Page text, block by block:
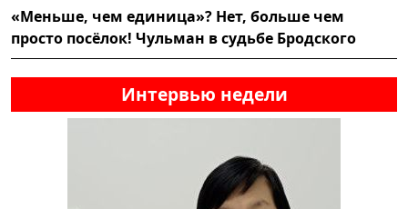
«Меньше, чем единица»? Нет, больше чем
просто посёлок! Чульман в судьбе Бродского
Интервью недели